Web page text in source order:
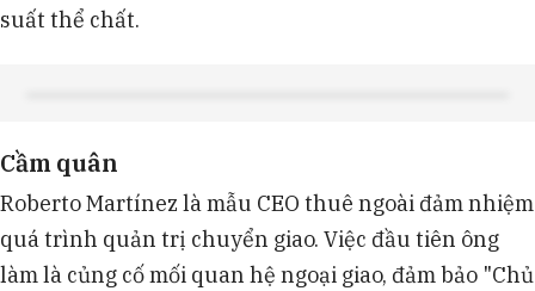
suất thể chất.
Cầm quân
Roberto Martínez là mẫu CEO thuê ngoài đảm nhiệm
quá trình quản trị chuyển giao. Việc đầu tiên ông
làm là củng cố mối quan hệ ngoại giao, đảm bảo "Chủ